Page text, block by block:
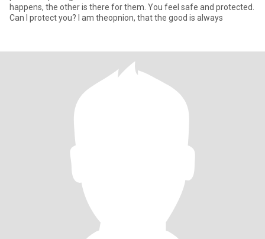
happens, the other is there for them. You feel safe and protected.
Can I protect you? I am theopnion, that the good is always